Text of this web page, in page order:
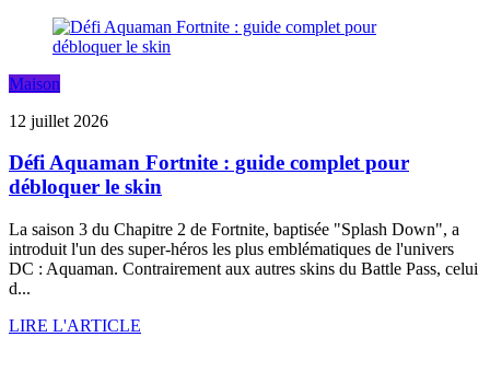
Maison
12 juillet 2026
Défi Aquaman Fortnite : guide complet pour
débloquer le skin
La saison 3 du Chapitre 2 de Fortnite, baptisée "Splash Down", a
introduit l'un des super-héros les plus emblématiques de l'univers
DC : Aquaman. Contrairement aux autres skins du Battle Pass, celui
d...
LIRE L'ARTICLE